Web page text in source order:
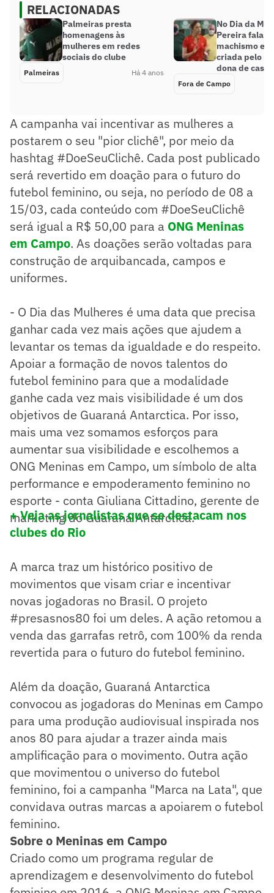
RELACIONADAS
Palmeiras presta
homenagens às
mulheres em redes
sociais do clube
Palmeiras Há 4 anos
No Dia da
Pereira fala
machismo e
criada pelo
dona de casa
Fora de Campo
A campanha vai incentivar as mulheres a
postarem o seu "pior clichê", por meio da
hashtag #DoeSeuClichê. Cada post publicado
será revertido em doação para o futuro do
futebol feminino, ou seja, no período de 08 a
15/03, cada conteúdo com #DoeSeuClichê
será igual a R$ 50,00 para a ONG Meninas
em Campo. As doações serão voltadas para
construção de arquibancada, campos e
uniformes.
- O Dia das Mulheres é uma data que precisa
ganhar cada vez mais ações que ajudem a
levantar os temas da igualdade e do respeito.
Apoiar a formação de novos talentos do
futebol feminino para que a modalidade
ganhe cada vez mais visibilidade é um dos
objetivos de Guaraná Antarctica. Por isso,
mais uma vez somamos esforços para
aumentar sua visibilidade e escolhemos a
ONG Meninas em Campo, um símbolo de alta
performance e empoderamento feminino no
esporte - conta Giuliana Cittadino, gerente de
marketing do Guaraná Antarctica.
+ Veja as jornalistas que se destacam nos
clubes do Rio
A marca traz um histórico positivo de
movimentos que visam criar e incentivar
novas jogadoras no Brasil. O projeto
#presasnos80 foi um deles. A ação retomou a
venda das garrafas retrô, com 100% da renda
revertida para o futuro do futebol feminino.
Além da doação, Guaraná Antarctica
convocou as jogadoras do Meninas em Campo
para uma produção audiovisual inspirada nos
anos 80 para ajudar a trazer ainda mais
amplificação para o movimento. Outra ação
que movimentou o universo do futebol
feminino, foi a campanha "Marca na Lata", que
convidava outras marcas a apoiarem o futebol
feminino.
Sobre o Meninas em Campo
Criado como um programa regular de
aprendizagem e desenvolvimento do futebol